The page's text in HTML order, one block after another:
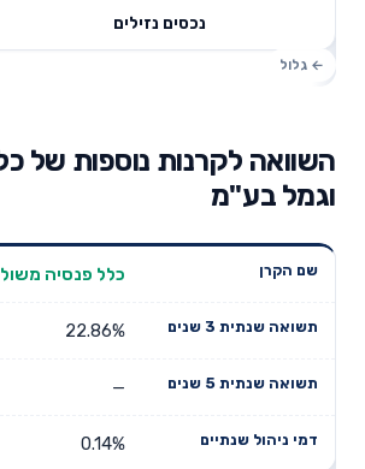
נכסים נזילים
השוואה לקרנות נוספות של
וגמל בע"מ
שנים
כלל פנסיה
22.86%
—
0.14%